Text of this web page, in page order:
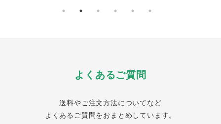
よくあるご質問
送料やご注文方法についてなど
よくあるご質問をおまとめしています。